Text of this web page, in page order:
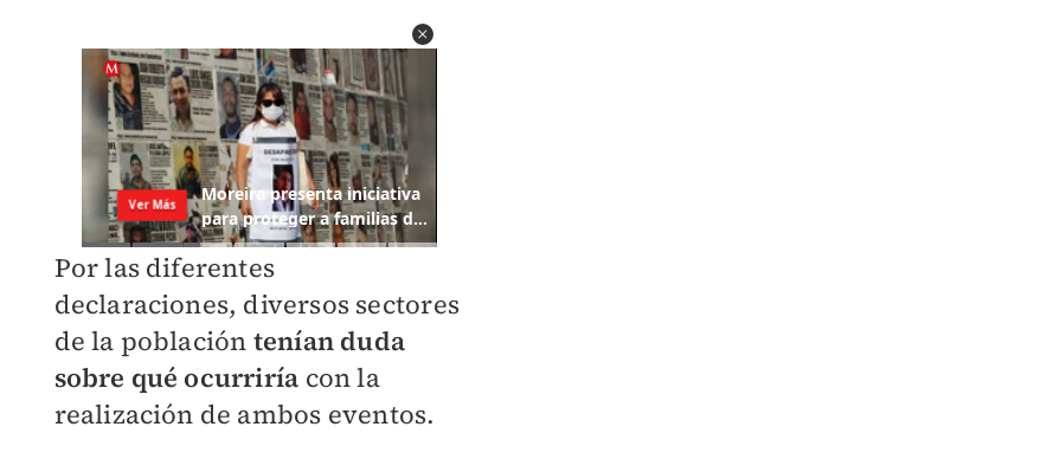
Por las diferentes
declaraciones, diversos sectores
de la población tenían duda
sobre qué ocurriría con la
realización de ambos eventos.